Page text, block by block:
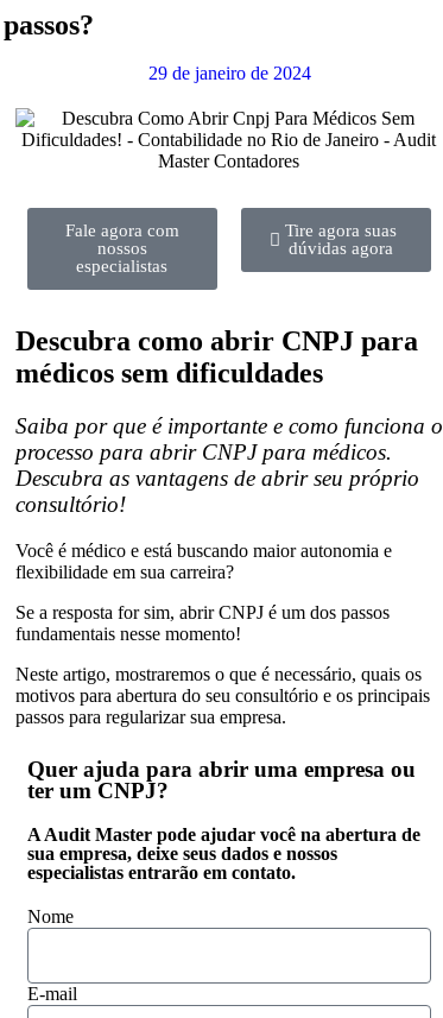
29 de janeiro de 2024
Fale agora com
nossos
especialistas
Tire agora suas
dúvidas agora
Descubra como abrir CNPJ para
médicos sem dificuldades
Saiba por que é importante e como funciona o
processo para abrir CNPJ para médicos.
Descubra as vantagens de abrir seu próprio
consultório!
Você é médico e está buscando maior autonomia e
flexibilidade em sua carreira?
Se a resposta for sim, abrir CNPJ é um dos passos
fundamentais nesse momento!
Neste artigo, mostraremos o que é necessário, quais os
motivos para abertura do seu consultório e os principais
passos para regularizar sua empresa.
Quer ajuda para abrir uma empresa ou
ter um CNPJ?
A Audit Master pode ajudar você na abertura de
sua empresa, deixe seus dados e nossos
especialistas entrarão em contato.
Nome
E-mail